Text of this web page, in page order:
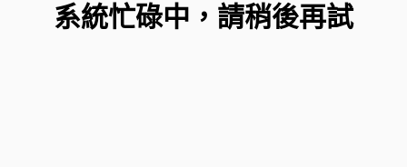
系統忙碌中，請稍後再試